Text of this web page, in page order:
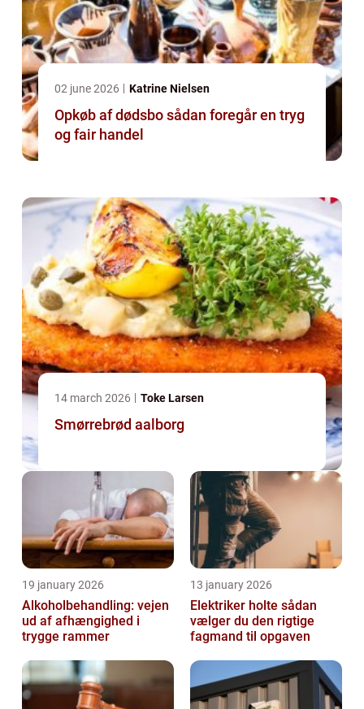
02 june 2026 Katrine Nielsen
Opkøb af dødsbo sådan foregår en tryg
og fair handel
14 march 2026 Toke Larsen
Smørrebrød aalborg
19 january 2026
Alkoholbehandling: vejen
ud af afhængighed i
trygge rammer
13 january 2026
Elektriker holte sådan
vælger du den rigtige
fagmand til opgaven